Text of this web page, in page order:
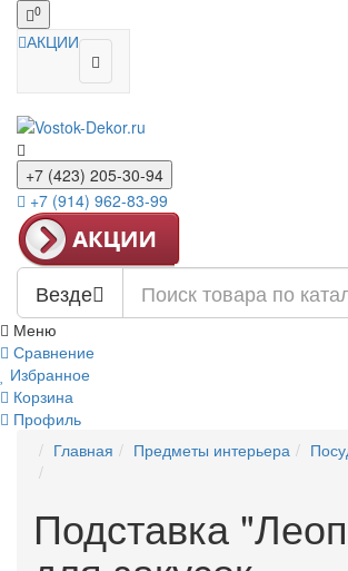
0
АКЦИИ
+7 (423) 205-30-94
+7 (914) 962-83-99
Везде
Меню
Сравнение
Избранное
Корзина
Профиль
Главная
Предметы интерьера
Подставка